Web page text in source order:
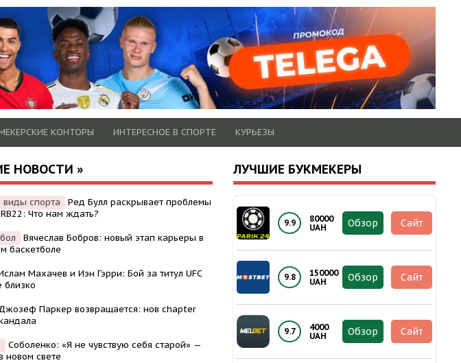
КОНТОРЫ ИНТЕРЕСНОЕ В СПОРТЕ КУРЬЕЗЫ
НОВОСТИ »
виды спорта
Ред Булл раскрывает проблемы
Что нам ждать?
Вячеслав Бобров: новый этап карьеры в
баскетболе
Махачев и Иэн Гэрри: Бой за титул UFC
близко
Паркер возвращается: нов chapter
Соболенко: «Я не чувствую себя старой» —
новом свете
ЛУЧШИЕ БУКМЕКЕРЫ
9.9
80000
UAH
Обзор Сайт
9.8
150000
UAH
Обзор Сайт
9.7
4000
UAH
Обзор Сайт